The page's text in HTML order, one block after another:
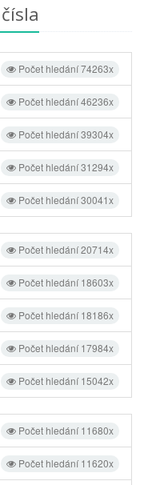
Počet hledání 74263x
Počet hledání 46236x
Počet hledání 39304x
Počet hledání 31294x
Počet hledání 30041x
Počet hledání 20714x
Počet hledání 18603x
Počet hledání 18186x
Počet hledání 17984x
Počet hledání 15042x
Počet hledání 11680x
Počet hledání 11620x